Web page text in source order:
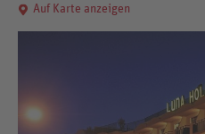
Auf Karte anzeigen